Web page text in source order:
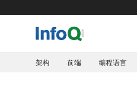
架构 前端 编程语言